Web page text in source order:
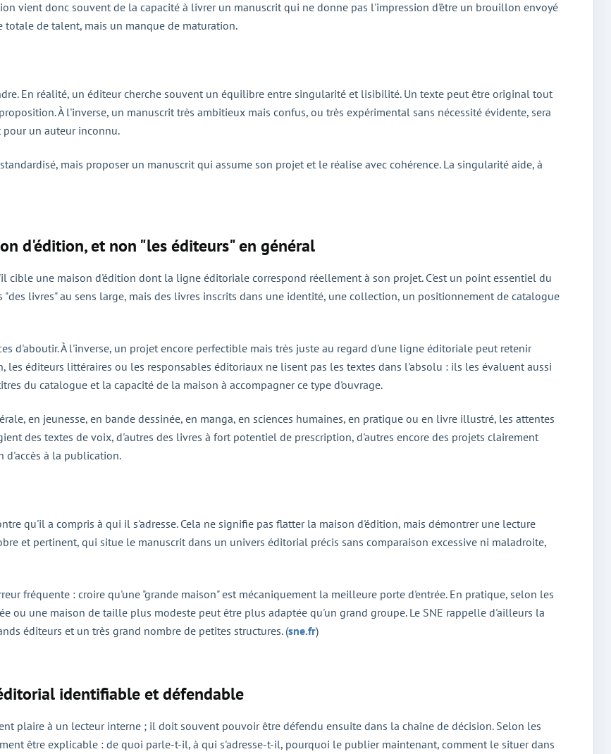
vient donc souvent de la capacité à livrer un manuscrit qui ne donne pas l'impression d'être un brouillon envoyé
totale de talent, mais un manque de maturation.
En réalité, un éditeur cherche souvent un équilibre entre singularité et lisibilité. Un texte peut être original tout
À l'inverse, un manuscrit très ambitieux mais confus, ou très expérimental sans nécessité évidente, sera
un auteur inconnu.
mais proposer un manuscrit qui assume son projet et le réalise avec cohérence. La singularité aide, à
d'édition, et non "les éditeurs" en général
cible une maison d'édition dont la ligne éditoriale correspond réellement à son projet. C'est un point essentiel du
livres" au sens large, mais des livres inscrits dans une identité, une collection, un positionnement de catalogue
d'aboutir. À l'inverse, un projet encore perfectible mais très juste au regard d'une ligne éditoriale peut retenir
les éditeurs littéraires ou les responsables éditoriaux ne lisent pas les textes dans l'absolu : ils les évaluent aussi
du catalogue et la capacité de la maison à accompagner ce type d'ouvrage.
en jeunesse, en bande dessinée, en manga, en sciences humaines, en pratique ou en livre illustré, les attentes
des textes de voix, d'autres des livres à fort potentiel de prescription, d'autres encore des projets clairement
d'accès à la publication.
qu'il a compris à qui il s'adresse. Cela ne signifie pas flatter la maison d'édition, mais démontrer une lecture
et pertinent, qui situe le manuscrit dans un univers éditorial précis sans comparaison excessive ni maladroite,
fréquente : croire qu'une "grande maison" est mécaniquement la meilleure porte d'entrée. En pratique, selon les
ou une maison de taille plus modeste peut être plus adaptée qu'un grand groupe. Le SNE rappelle d'ailleurs la
éditeurs et un très grand nombre de petites structures. (sne.fr)
identifiable et défendable
plaire à un lecteur interne ; il doit souvent pouvoir être défendu ensuite dans la chaîne de décision. Selon les
être explicable : de quoi parle-t-il, à qui s'adresse-t-il, pourquoi le publier maintenant, comment le situer dans